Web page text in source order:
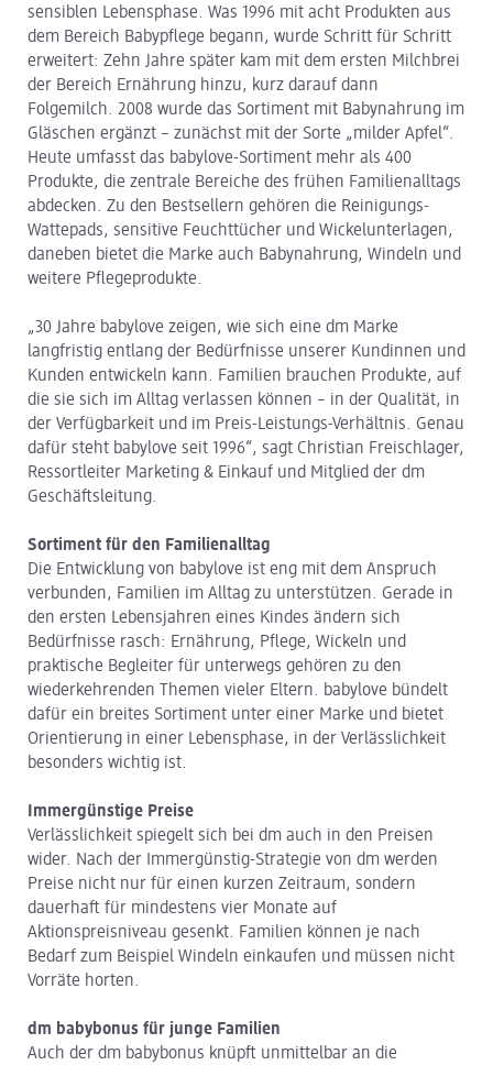
sensiblen Lebensphase. Was 1996 mit acht Produkten aus
dem Bereich Babypflege begann, wurde Schritt für Schritt
erweitert: Zehn Jahre später kam mit dem ersten Milchbrei
der Bereich Ernährung hinzu, kurz darauf dann
Folgemilch. 2008 wurde das Sortiment mit Babynahrung im
Gläschen ergänzt – zunächst mit der Sorte „milder Apfel“.
Heute umfasst das babylove-Sortiment mehr als 400
Produkte, die zentrale Bereiche des frühen Familienalltags
abdecken. Zu den Bestsellern gehören die Reinigungs-
Wattepads, sensitive Feuchttücher und Wickelunterlagen,
daneben bietet die Marke auch Babynahrung, Windeln und
weitere Pflegeprodukte.
„30 Jahre babylove zeigen, wie sich eine dm Marke
langfristig entlang der Bedürfnisse unserer Kundinnen und
Kunden entwickeln kann. Familien brauchen Produkte, auf
die sie sich im Alltag verlassen können – in der Qualität, in
der Verfügbarkeit und im Preis-Leistungs-Verhältnis. Genau
dafür steht babylove seit 1996“, sagt Christian Freischlager,
Ressortleiter Marketing & Einkauf und Mitglied der dm
Geschäftsleitung.
Sortiment für den Familienalltag
Die Entwicklung von babylove ist eng mit dem Anspruch
verbunden, Familien im Alltag zu unterstützen. Gerade in
den ersten Lebensjahren eines Kindes ändern sich
Bedürfnisse rasch: Ernährung, Pflege, Wickeln und
praktische Begleiter für unterwegs gehören zu den
wiederkehrenden Themen vieler Eltern. babylove bündelt
dafür ein breites Sortiment unter einer Marke und bietet
Orientierung in einer Lebensphase, in der Verlässlichkeit
besonders wichtig ist.
Immergünstige Preise
Verlässlichkeit spiegelt sich bei dm auch in den Preisen
wider. Nach der Immergünstig-Strategie von dm werden
Preise nicht nur für einen kurzen Zeitraum, sondern
dauerhaft für mindestens vier Monate auf
Aktionspreisniveau gesenkt. Familien können je nach
Bedarf zum Beispiel Windeln einkaufen und müssen nicht
Vorräte horten.
dm babybonus für junge Familien
Auch der dm babybonus knüpft unmittelbar an die